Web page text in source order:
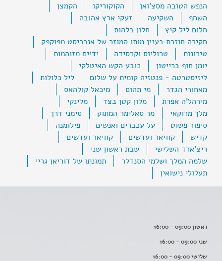
הנפש הטובה מסצ'ואן
הקוקוריקו
הקמצן
השחף
השקיעה
זעקי ארץ אהובה
חלום ליל קיץ
חלון בלהות
חקירה חוזרת בענין מותו המוזר של אנרכיסט מפוקפק
טירונות
טרוליוס וקרסידה
ידיים מזוהמות
יומן חוף ברייטון
כובע הקש האיטלקי
ליזיסטרטה - פנטזיה קומית על שלום
ליל כלולות
מאחורי הגדר
מי תהום
מיכאל קולהאס
מירהל'ה אפרת
מלון קטן בצד
מלינקי
מלך מרוקאי
מר סאלימר המתוק
סימני דרך
סיפור פשוט
על עכברים ואנשים
פילומנה
קדיש
קוויאר ועדשים
קוויאר ועדשים
ריצ'ארד השלישי
שבת ראשון שני
שלמה המלך ושלמי הסנדלר
תמונתו של דוריאן גריי
תעלולי נישואין
ראשון 09:00 - 16:00
שני 09:00 - 16:00
שלישי 09:00 - 16:00